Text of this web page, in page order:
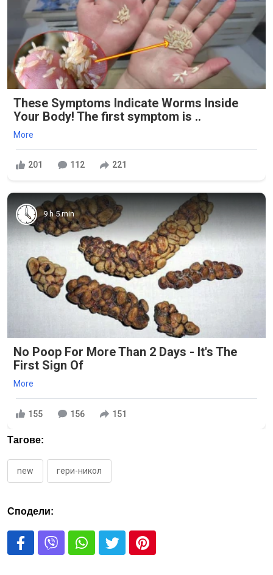
These Symptoms Indicate Worms Inside
Your Body! The first symptom is ..
More
201 112 221
9 h 5 min
No Poop For More Than 2 Days - It's The
First Sign Of
More
155 156 151
Тагове:
new гери-никол
Сподели: